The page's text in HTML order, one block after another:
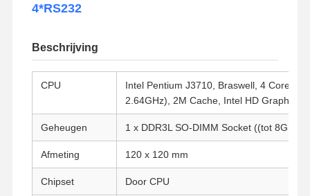
4*RS232
Beschrijving
CPU
Intel Pentium J3710, Braswell, 4 Core, 4
2.64GHz), 2M Cache, Intel HD Graphics
Geheugen 1 x DDR3L SO-DIMM Socket ((tot 8G,
Afmeting 120 x 120 mm
Chipset Door CPU